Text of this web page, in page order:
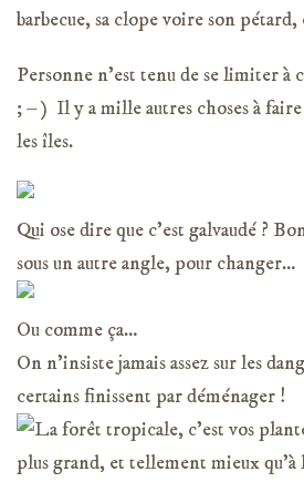
barbecue, sa clope voire son pétard,
Personne n’est tenu de se limiter à
; – ) Il y a mille autres choses à
les îles.
Qui ose dire que c’est galvaudé ?
sous un autre angle, pour changer…
Ou comme ça…
On n’insiste jamais assez sur les
certains finissent par déménager !
La forêt tropicale, c’est vos
plus grand, et tellement mieux qu’à